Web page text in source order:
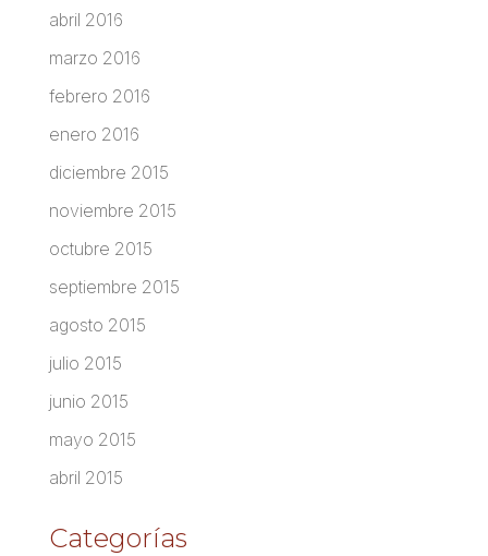
abril 2016
marzo 2016
febrero 2016
enero 2016
diciembre 2015
noviembre 2015
octubre 2015
septiembre 2015
agosto 2015
julio 2015
junio 2015
mayo 2015
abril 2015
Categorías